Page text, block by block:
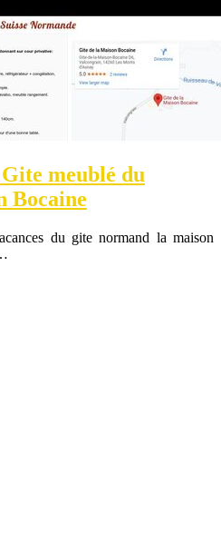
meublé du
Bocaine
du gite normand la maison